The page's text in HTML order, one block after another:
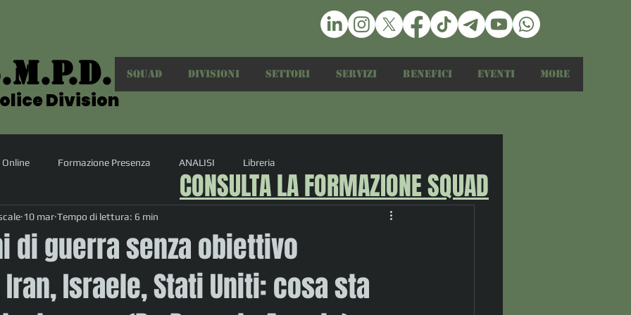
Division
Division
SQUAD DIVISIONI SETTORI Servizi Benefici Eventi More
Formazione Presenza ANALISI Libreria
di guerra senza obiettivo
Israele, Stati Uniti: cosa sta
10 mar Tempo di lettura: 6 min
CONSULTA LA FORMAZIONE SQUAD